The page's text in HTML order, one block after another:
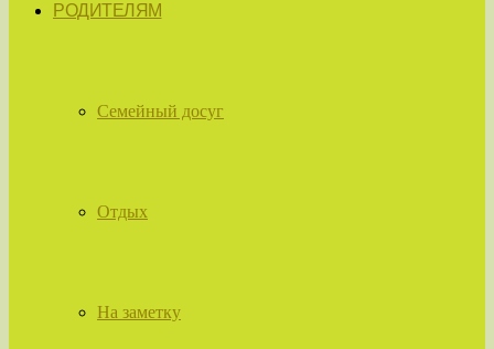
РОДИТЕЛЯМ
Семейный досуг
Отдых
На заметку